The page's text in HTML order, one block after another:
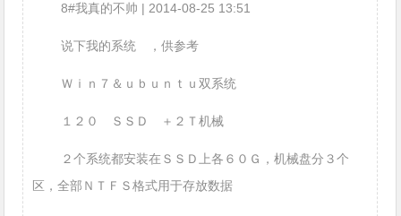
8#我真的不帅 | 2014-08-25 13:51
说下我的系统 ，供参考
Ｗｉｎ７＆ｕｂｕｎｔｕ双系统
１２０ ＳＳＤ ＋２Ｔ机械
２个系统都安装在ＳＳＤ上各６０Ｇ，机械盘分３个
区，全部ＮＴＦＳ格式用于存放数据